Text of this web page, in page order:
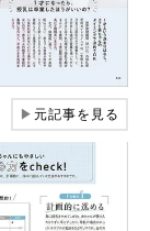
▶元記事を見る